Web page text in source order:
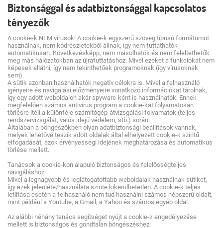
Biztonsággal és adatbiztonsággal kapcsolatos
tényezők
A cookie-k NEM vírusok! A cookie-k egyszerű szöveg típusú formátumot
használnak, nem kódrészletekből állnak, így nem futtathatók
automatikusan. Következésképp, nem másolhatók és nem feleltethetők
meg más hálózatokban az újrafuttatáshoz. Mivel ezeket a funkciókat nem
képesek ellátni, így nem tekinthetőek programoknak (így vírusoknak
sem).
A sütik azonban használhatók negatív célokra is. Mivel a felhasználó
igényeire és navigálási előzményeire vonatkozó információkat tárolnak,
így egy adott weboldalon akár spyware-ként is használhatók. Ennek
megfelelően számos antivírus program a cookie-kat folyamatosan
törlésre ítéli a különféle számítógép-átvizsgálási folyamatok (teljes
rendszervizsgálat, valós idejű védelem, stb.) során.
Általában a böngészőkben olyan adatbiztonsági beállítások vannak,
melyek lehetővé teszik adott oldalak által elhelyezett cookie-k szintű
elfogadását, azok érvényességi idejének meghatározása és automatikus
törlése mellett.
Tanácsok a cookie-kon alapuló biztonságos és felelősségteljes
navigáláshoz:
Mivel a legnagyobb és leglátogatottabb weboldalak használnak sütiket,
így ezek jelenléte/használata szinte kikerülhetetlen. A cookie-k teljes
letiltása esetén a felhasználó nem tud használni számos népszerű oldalt,
mint például a Youtube, a Gmail, a Yahoo és számos egyéb oldal.
Az alábbi néhány tanács segítséget nyújt a cookie-k engedélyezése
mellett is biztonságos és gondtalan böngészéshez: